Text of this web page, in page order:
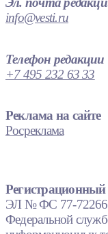
info@vesti.ru
Телефон редакции
+7 495 232 63 33
Реклама на сайте
Росреклама
Регистрационный
ЭЛ № ФС 77-72266
Федеральной